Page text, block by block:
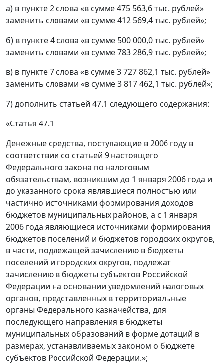
а) в пункте 2 слова «в сумме 475 563,6 тыс. рублей»
заменить словами «в сумме 412 569,4 тыс. рублей»;
б) в пункте 4 слова «в сумме 500 000,0 тыс. рублей»
заменить словами «в сумме 783 286,9 тыс. рублей»;
в) в пункте 7 слова «в сумме 3 727 862,1 тыс. рублей»
заменить словами «в сумме 3 817 462,1 тыс. рублей»;
7) дополнить статьей 47.1 следующего содержания:
«Статья 47.1
Денежные средства, поступающие в 2006 году в
соответствии со статьей 9 настоящего
Федерального закона по налоговым
обязательствам, возникшим до 1 января 2006 года и
до указанного срока являвшиеся полностью или
частично источниками формирования доходов
бюджетов муниципальных районов, а с 1 января
2006 года являющиеся источниками формирования
бюджетов поселений и бюджетов городских округов,
в части, подлежащей зачислению в бюджеты
поселений и городских округов, подлежат
зачислению в бюджеты субъектов Российской
Федерации на основании уведомлений налоговых
органов, представленных в территориальные
органы Федерального казначейства, для
последующего направления в бюджеты
муниципальных образований в форме дотаций в
размерах, устанавливаемых законом о бюджете
субъектов Российской Федерации.»;